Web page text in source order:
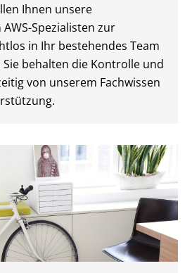
Ihnen unsere
Spezialisten zur
in Ihr bestehendes Team
behalten die Kontrolle und
von unserem Fachwissen